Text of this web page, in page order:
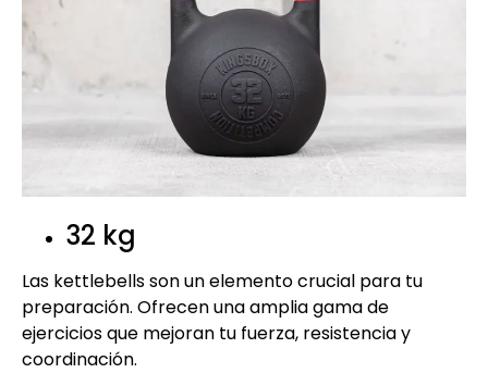
32 kg
Las kettlebells son un elemento crucial para tu
preparación. Ofrecen una amplia gama de
ejercicios que mejoran tu fuerza, resistencia y
coordinación.